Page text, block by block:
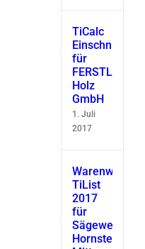
TiCalc
für
FERSTL
Holz
GmbH
1. Juli
2017
TiList
2017
für
Sägewerk
Hornsteiner